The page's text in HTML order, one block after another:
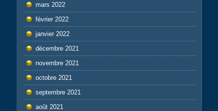
mars 2022
février 2022
janvier 2022
décembre 2021
novembre 2021
octobre 2021
septembre 2021
août 2021